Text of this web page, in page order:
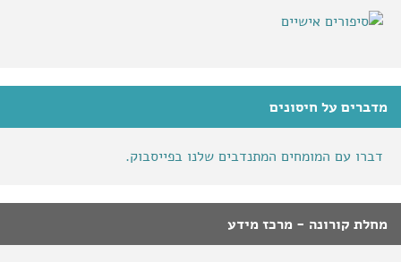
מדברים על חיסונים
דברו עם המומחים המתנדבים שלנו בפייסבוק.
מחלת קורונה - מרכז מידע